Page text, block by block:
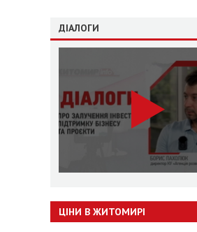
ДІАЛОГИ
ЦІНИ В ЖИТОМИРІ